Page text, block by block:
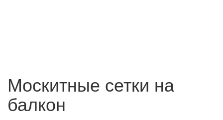
Москитные сетки на
балкон